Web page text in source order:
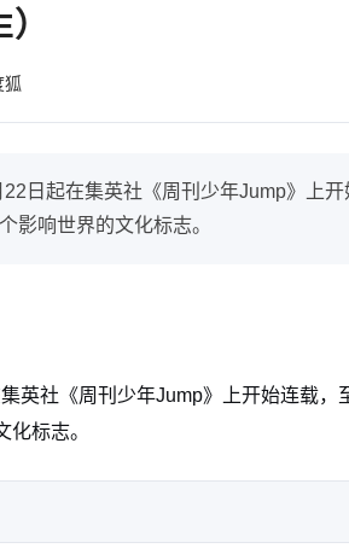
狐
日起在集英社《周刊少年Jump》上
影响世界的文化标志。
英社《周刊少年Jump》上开始连载，
标志。